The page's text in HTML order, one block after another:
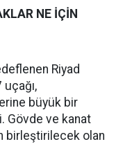
NE İÇİN
Riyad
uçağı,
büyük bir
Gövde ve kanat
birleştirilecek olan